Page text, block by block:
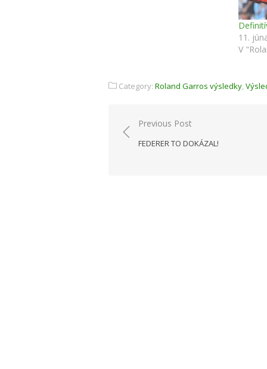
11.
V
Category: Roland Garros výsledky,
Navigácia
v
Previous Post
FEDERER TO DOKÁZAL!